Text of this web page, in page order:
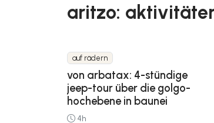
aritzo:
auf rädern
von arbatax: 4-stündige
jeep-tour über die golgo-
hochebene in baunei
4h